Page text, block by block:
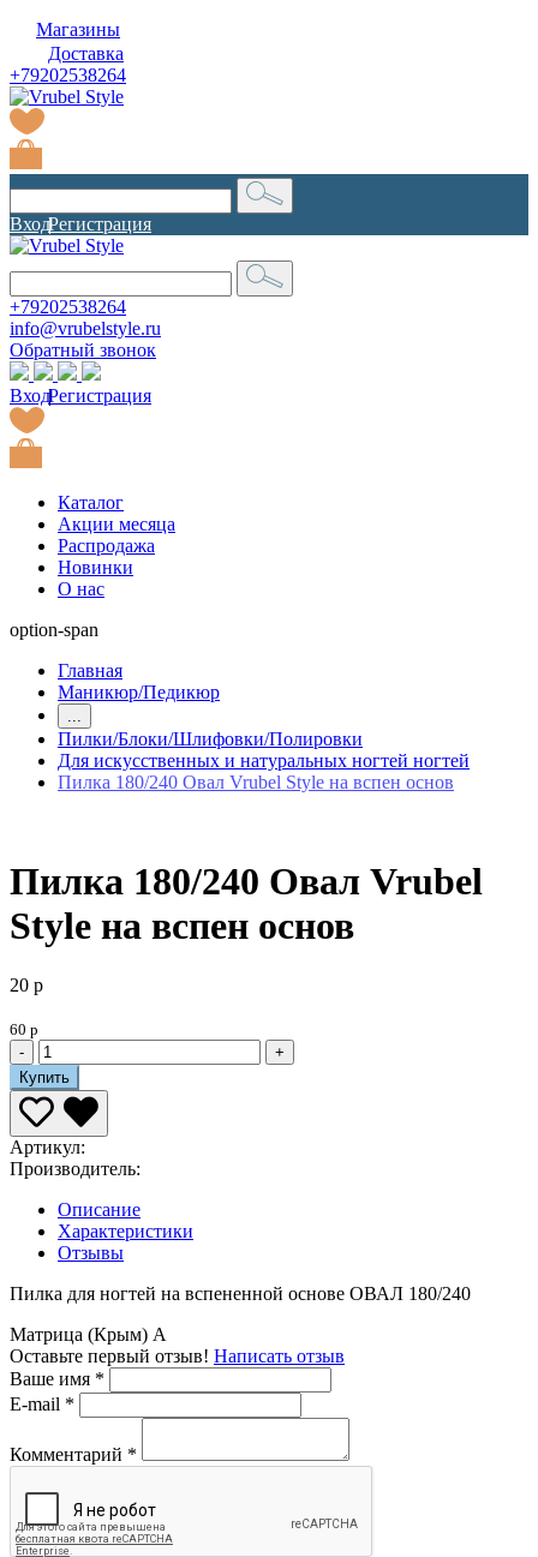
Магазины
Доставка
+79202538264
Вход|
Регистрация
+79202538264
info@vrubelstyle.ru
Обратный звонок
Вход|
Регистрация
Каталог
Акции месяца
Распродажа
Новинки
О нас
option-span
Главная
Маникюр/Педикюр
...
Пилки/Блоки/Шлифовки/Полировки
Для искусственных и натуральных ногтей ногтей
Пилка 180/240 Овал Vrubel Style на вспен основ
Пилка 180/240 Овал Vrubel
Style на вспен основ
20 р
60 р
-
+
Купить
Артикул:
Производитель:
Описание
Характеристики
Отзывы
Пилка для ногтей на вспененной основе ОВАЛ 180/240
Матрица (Крым) A
Оставьте первый отзыв! Написать отзыв
Ваше имя *
E-mail *
Комментарий *